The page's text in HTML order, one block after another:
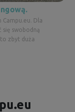
Dla
się swobodną
zbyt duża